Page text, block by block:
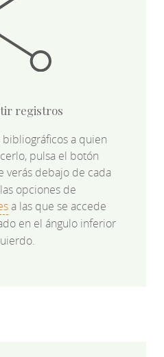
registros
bibliográficos a quien
pulsa el botón
verás debajo de cada
opciones de
a las que se accede
en el ángulo inferior